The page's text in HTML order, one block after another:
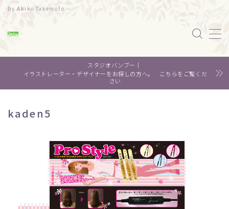
by Akiko Takemoto
MENU
水彩｜食べ物
About me
スタジオバンブー｜
イラストレーター・デザイナーをお探しの方へ。 こちらをご覧くだ
さい
kaden5